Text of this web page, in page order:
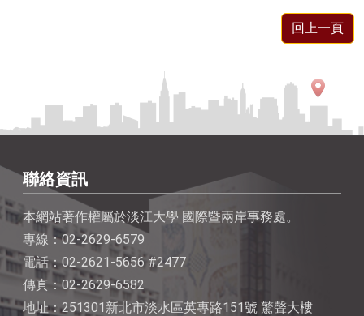
回上一頁
聯絡資訊
本網站著作權屬於淡江大學 國際暨兩岸事務處。
專線：02-2629-6579
電話：02-2621-5656 #2477
傳真：02-2629-6582
地址：251301新北市淡水區英專路151號 驚聲大樓